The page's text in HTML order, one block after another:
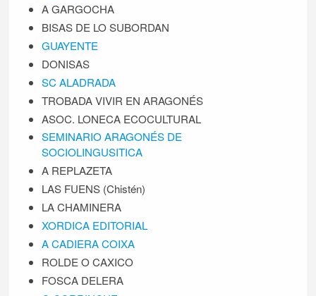
A GARGOCHA
BISAS DE LO SUBORDAN
GUAYENTE
DONISAS
SC ALADRADA
TROBADA VIVIR EN ARAGONÉS
ASOC. LONECA ECOCULTURAL
SEMINARIO ARAGONÉS DE
SOCIOLINGUSITICA
A REPLAZETA
LAS FUENS (Chistén)
LA CHAMINERA
XORDICA EDITORIAL
A CADIERA COIXA
ROLDE O CAXICO
FOSCA DELERA